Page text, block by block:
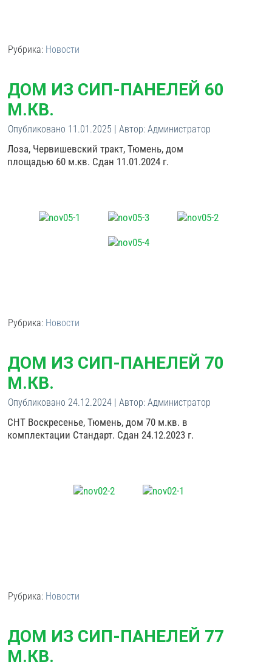
Рубрика: Новости
ДОМ ИЗ СИП-ПАНЕЛЕЙ 60
М.КВ.
Опубликовано 11.01.2025 | Автор: Администратор
Лоза, Червишевский тракт, Тюмень, дом
площадью 60 м.кв. Сдан 11.01.2024 г.
Рубрика: Новости
ДОМ ИЗ СИП-ПАНЕЛЕЙ 70
М.КВ.
Опубликовано 24.12.2024 | Автор: Администратор
СНТ Воскресенье, Тюмень, дом 70 м.кв. в
комплектации Стандарт. Сдан 24.12.2023 г.
Рубрика: Новости
ДОМ ИЗ СИП-ПАНЕЛЕЙ 77
М.КВ.